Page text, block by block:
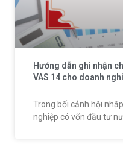
Hướng dẫn ghi nhận
VAS 14 cho doanh
Trong bối cảnh hội
nghiệp có vốn đầu tư